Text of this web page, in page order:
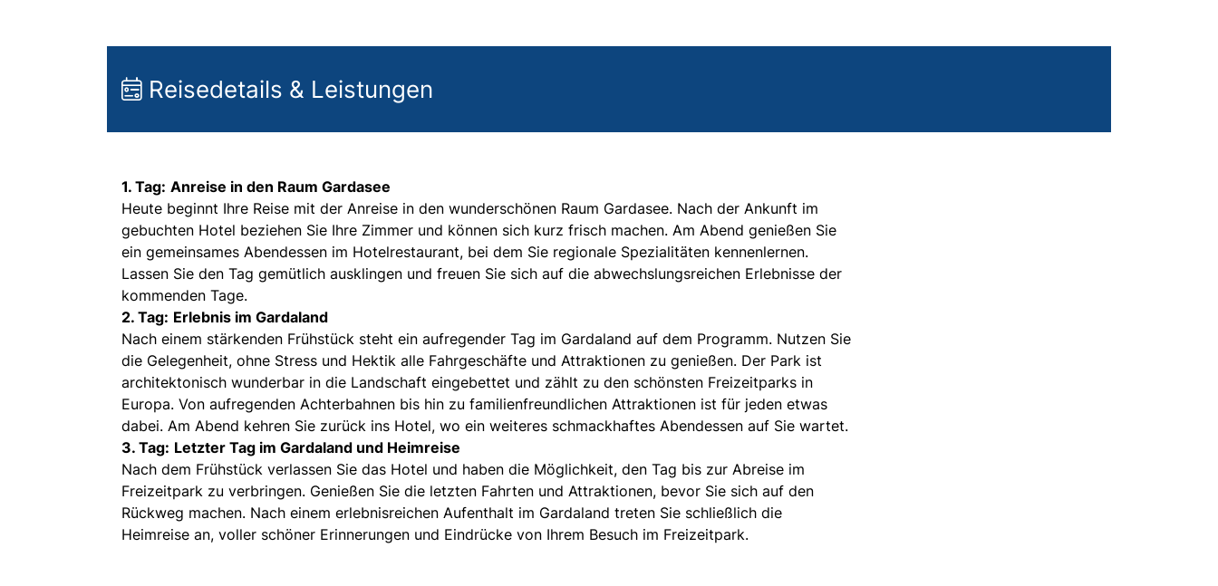
Reisedetails & Leistungen
1. Tag: Anreise in den Raum Gardasee
Heute beginnt Ihre Reise mit der Anreise in den wunderschönen Raum Gardasee. Nach der Ankunft im
gebuchten Hotel beziehen Sie Ihre Zimmer und können sich kurz frisch machen. Am Abend genießen Sie
ein gemeinsames Abendessen im Hotelrestaurant, bei dem Sie regionale Spezialitäten kennenlernen.
Lassen Sie den Tag gemütlich ausklingen und freuen Sie sich auf die abwechslungsreichen Erlebnisse der
kommenden Tage.
2. Tag: Erlebnis im Gardaland
Nach einem stärkenden Frühstück steht ein aufregender Tag im Gardaland auf dem Programm. Nutzen Sie
die Gelegenheit, ohne Stress und Hektik alle Fahrgeschäfte und Attraktionen zu genießen. Der Park ist
architektonisch wunderbar in die Landschaft eingebettet und zählt zu den schönsten Freizeitparks in
Europa. Von aufregenden Achterbahnen bis hin zu familienfreundlichen Attraktionen ist für jeden etwas
dabei. Am Abend kehren Sie zurück ins Hotel, wo ein weiteres schmackhaftes Abendessen auf Sie wartet.
3. Tag: Letzter Tag im Gardaland und Heimreise
Nach dem Frühstück verlassen Sie das Hotel und haben die Möglichkeit, den Tag bis zur Abreise im
Freizeitpark zu verbringen. Genießen Sie die letzten Fahrten und Attraktionen, bevor Sie sich auf den
Rückweg machen. Nach einem erlebnisreichen Aufenthalt im Gardaland treten Sie schließlich die
Heimreise an, voller schöner Erinnerungen und Eindrücke von Ihrem Besuch im Freizeitpark.